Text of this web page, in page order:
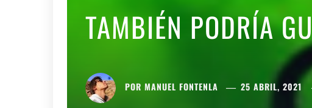
TAMBIÉN PODRÍA
POR MANUEL FONTENLA 25 ABRIL, 2021